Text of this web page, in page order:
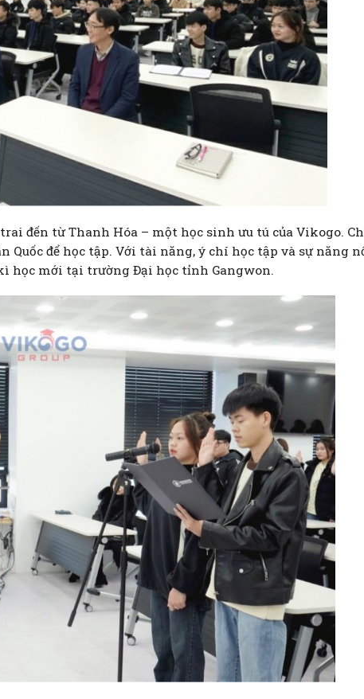
đến từ Thanh Hóa – một học sinh ưu tú của Vikogo.
Quốc để học tập. Với tài năng, ý chí học tập và sự năng
học mới tại trường Đại học tỉnh Gangwon.